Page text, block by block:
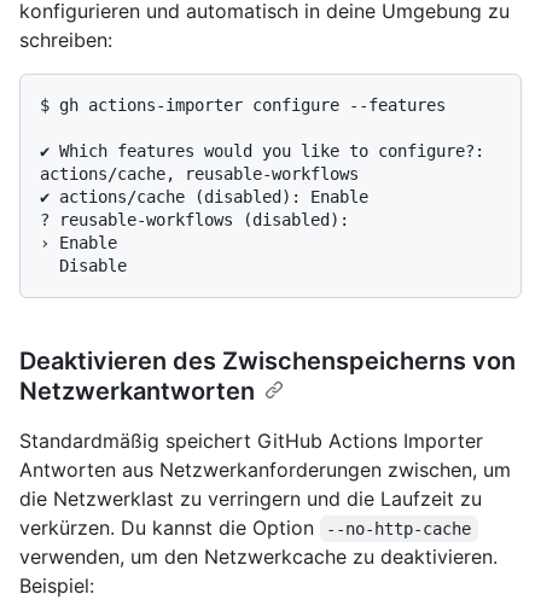
konfigurieren und automatisch in deine Umgebung zu
schreiben:
$ gh actions-importer configure --features
✔ Which features would you like to configure?:
actions/cache, reusable-workflows
✔ actions/cache (disabled): Enable
? reusable-workflows (disabled):
› Enable
Deaktivieren des Zwischenspeicherns von
Netzwerkantworten
Standardmäßig speichert GitHub Actions Importer
Antworten aus Netzwerkanforderungen zwischen, um
die Netzwerklast zu verringern und die Laufzeit zu
verkürzen. Du kannst die Option
--no-http-cache
verwenden, um den Netzwerkcache zu deaktivieren.
Beispiel: